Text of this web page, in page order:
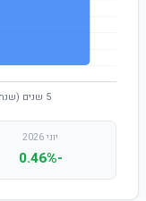
יוני 2026
-0.46%